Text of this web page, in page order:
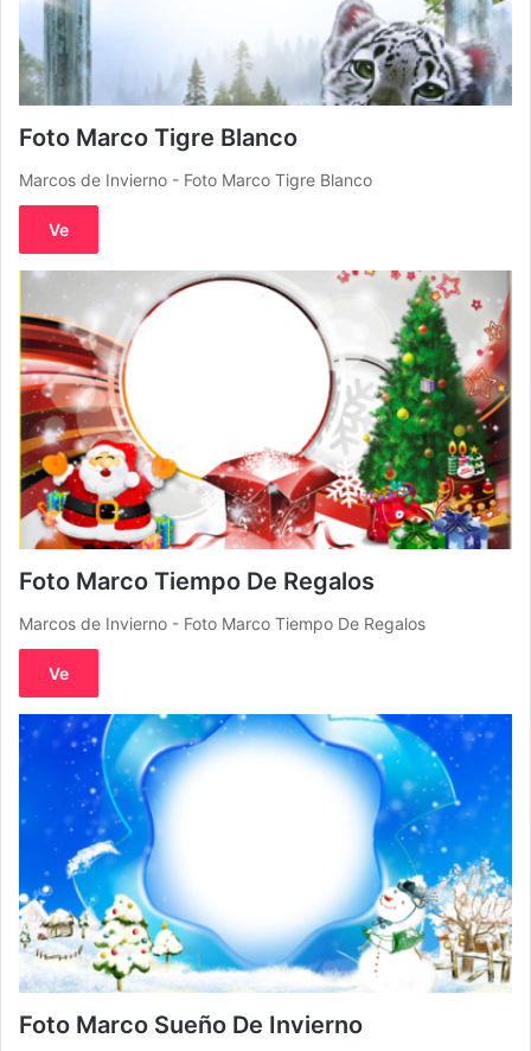
Foto Marco Tigre Blanco
Marcos de Invierno - Foto Marco Tigre Blanco
Ve
Foto Marco Tiempo De Regalos
Marcos de Invierno - Foto Marco Tiempo De Regalos
Ve
Foto Marco Sueño De Invierno